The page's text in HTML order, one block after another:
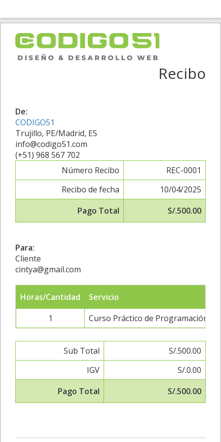
Recibo
De:
CODIGO51
Trujillo, PE/Madrid, ES
info@codigo51.com
(+51) 968 567 702
Número Recibo
REC-0001
Recibo de fecha
10/04/2025
Pago Total
S/.500.00
Para:
Cliente
cintya@gmail.com
Horas/Cantidad
Servicio
1
Curso Práctico de Programación
Sub Total
S/.500.00
IGV
S/.0.00
Pago Total
S/.500.00